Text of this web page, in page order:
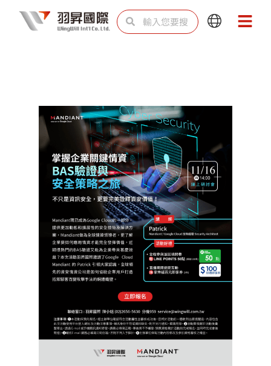
搜
尋 尋
Main
Main